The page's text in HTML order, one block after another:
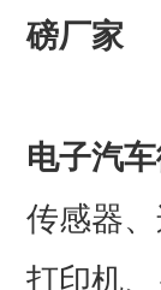
磅厂家
电子汽
传感器
打印机